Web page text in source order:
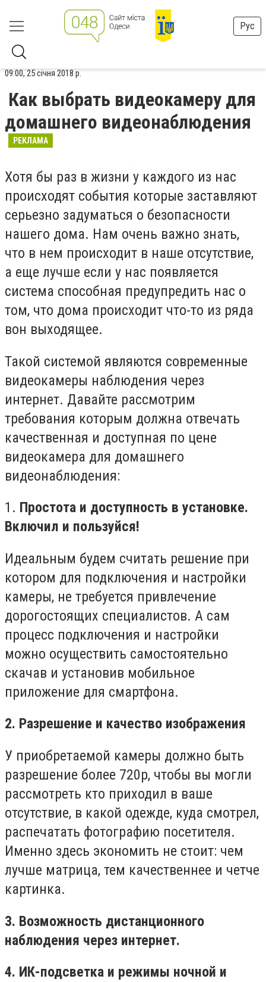
Рус
09:00, 25 січня 2018 р.
Как выбрать видеокамеру для
домашнего видеонаблюдения
РЕКЛАМА
Хотя бы раз в жизни у каждого из нас
происходят события которые заставляют
серьезно задуматься о безопасности
нашего дома. Нам очень важно знать,
что в нем происходит в наше отсутствие,
а еще лучше если у нас появляется
система способная предупредить нас о
том, что дома происходит что-то из ряда
вон выходящее.
Такой системой являются современные
видеокамеры наблюдения через
интернет. Давайте рассмотрим
требования которым должна отвечать
качественная и доступная по цене
видеокамера для домашнего
видеонаблюдения:
1. Простота и доступность в установке.
Включил и пользуйся!
Идеальным будем считать решение при
котором для подключения и настройки
камеры, не требуется привлечение
дорогостоящих специалистов. А сам
процесс подключения и настройки
можно осуществить самостоятельно
скачав и установив мобильное
приложение для смартфона.
2. Разрешение и качество изображения
У приобретаемой камеры должно быть
разрешение более 720p, чтобы вы могли
рассмотреть кто приходил в ваше
отсутствие, в какой одежде, куда смотрел,
распечатать фотографию посетителя.
Именно здесь экономить не стоит: чем
лучше матрица, тем качественнее и четче
картинка.
3. Возможность дистанционного
наблюдения через интернет.
4. ИК-подсветка и режимы ночной и